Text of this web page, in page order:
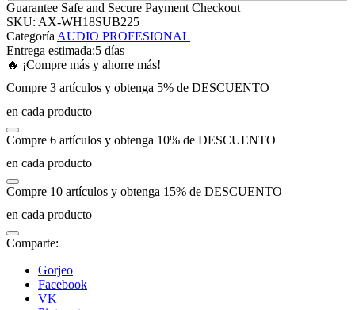
panel
panel
panel
panel
panel
panel
Guarantee Safe and Secure Payment Checkout
SKU: AX-WH18SUB225
Categoría AUDIO PROFESIONAL
Entrega estimada:5 días
🔥 ¡Compre más y ahorre más!
Compre 3 artículos y obtenga 5% de DESCUENTO
en cada producto
Compre 6 artículos y obtenga 10% de DESCUENTO
en cada producto
Compre 10 artículos y obtenga 15% de DESCUENTO
en cada producto
Comparte:
Gorjeo
Facebook
VK